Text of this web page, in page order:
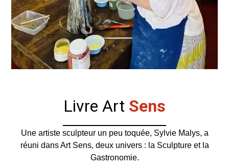
Livre Art Sens
Une artiste sculpteur un peu toquée, Sylvie Malys, a
réuni dans Art Sens, deux univers : la Sculpture et la
Gastronomie.